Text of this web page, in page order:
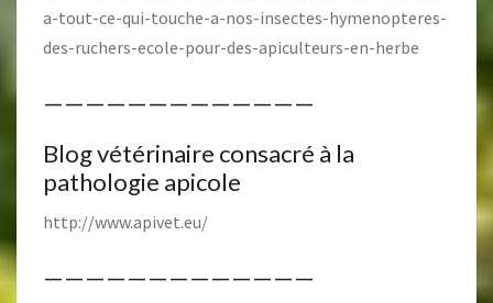
a-tout-ce-qui-touche-a-nos-insectes-hymenopteres-
des-ruchers-ecole-pour-des-apiculteurs-en-herbe
—————————————
Blog vétérinaire consacré à la
pathologie apicole
http://www.apivet.eu/
—————————————